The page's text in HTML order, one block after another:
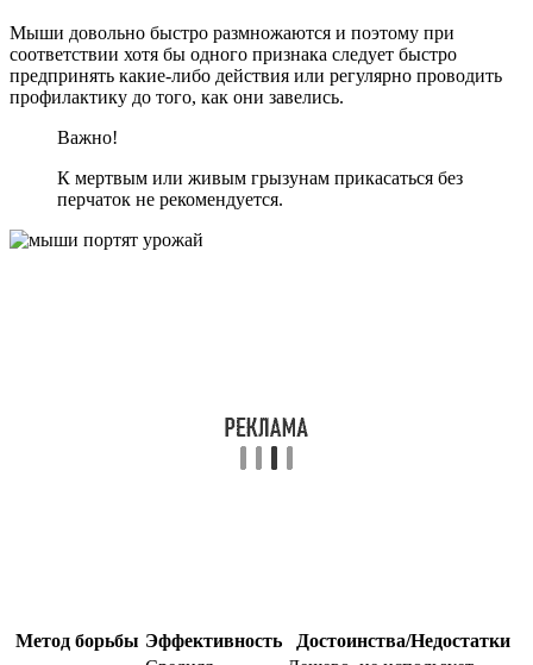
Мыши довольно быстро размножаются и поэтому при
соответствии хотя бы одного признака следует быстро
предпринять какие-либо действия или регулярно проводить
профилактику до того, как они завелись.
Важно!
К мертвым или живым грызунам прикасаться без
перчаток не рекомендуется.
Метод борьбы Эффективность Достоинства/Недостатки